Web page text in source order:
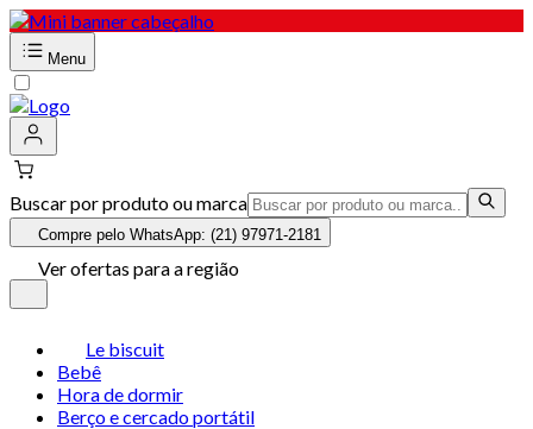
Menu
Buscar por produto ou marca
Compre pelo WhatsApp: (21) 97971-2181
Ver ofertas para a região
Le biscuit
Bebê
Hora de dormir
Berço e cercado portátil